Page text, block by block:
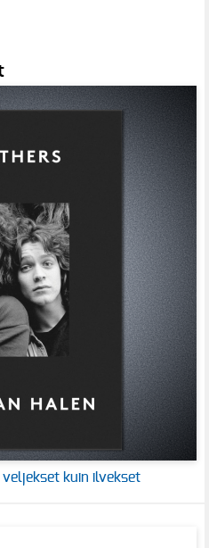
kuin ilvekset